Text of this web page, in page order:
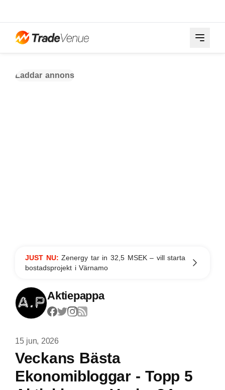
Laddar annons
JUST NU:Zenergy tar in 32,5 MSEK – vill starta
bostadsprojekt i Värnamo
Aktiepappa
15 jun, 2026
Veckans Bästa
Ekonomibloggar - Topp 5